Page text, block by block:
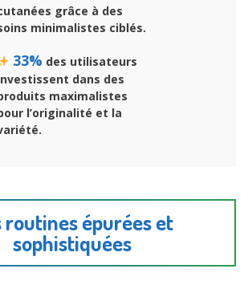
grâce à des
minimalistes ciblés.
33% des utilisateurs
dans des
maximalistes
l’originalité et la
routines épurées et
sophistiquées